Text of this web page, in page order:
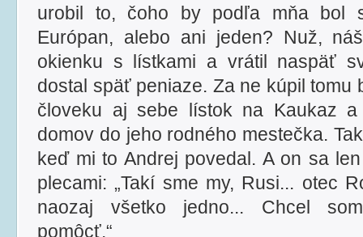
urobil to, čoho by podľa mňa bol
Európan, alebo ani jeden? Nuž,
okienku s lístkami a vrátil naspäť
dostal späť peniaze. Za ne kúpil tomu
človeku aj sebe lístok na Kaukaz
domov do jeho rodného mestečka.
keď mi to Andrej povedal. A on sa
plecami: „Takí sme my, Rusi... otec
naozaj všetko jedno... Chcel
pomôcť.“